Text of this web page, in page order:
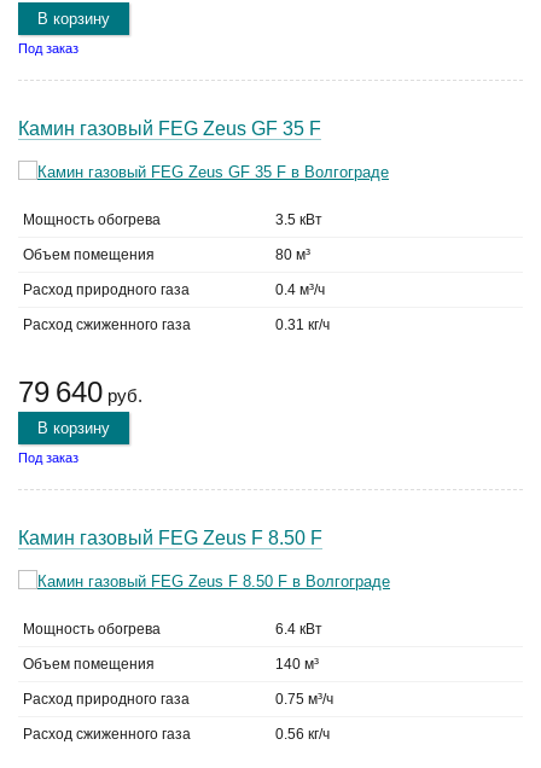
В корзину
Под заказ
Камин газовый FEG Zeus GF 35 F
Мощность обогрева 3.5 кВт
Объем помещения 80 м³
Расход природного газа 0.4 м³/ч
Расход сжиженного газа 0.31 кг/ч
79 640 руб.
В корзину
Под заказ
Камин газовый FEG Zeus F 8.50 F
Мощность обогрева 6.4 кВт
Объем помещения 140 м³
Расход природного газа 0.75 м³/ч
Расход сжиженного газа 0.56 кг/ч